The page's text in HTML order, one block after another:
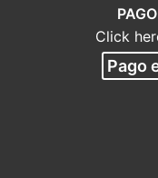
Click
Pago